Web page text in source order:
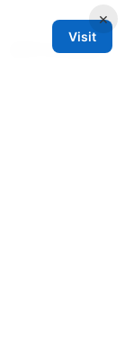
条件与注意事
×
Visit